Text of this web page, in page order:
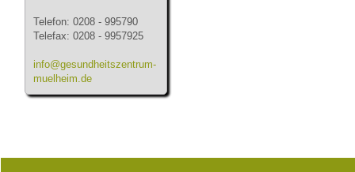
Telefon: 0208 - 995790
Telefax: 0208 - 9957925
info@gesundheitszentrum-
muelheim.de